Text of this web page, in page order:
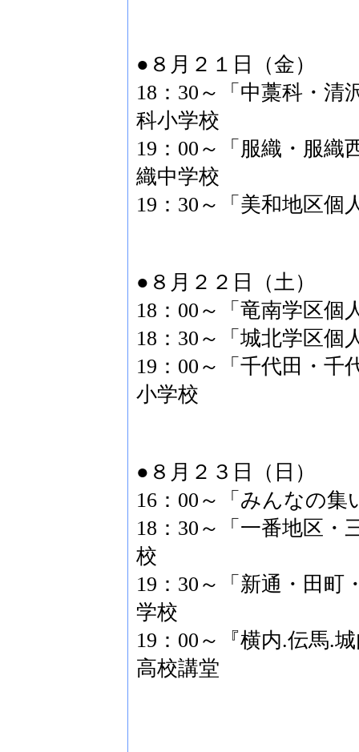
●８月２１日（金）
18：30～「中藁科・清
科小学校
19：00～「服織・服織
織中学校
19：30～「美和地区個
●８月２２日（土）
18：00～「竜南学区個
18：30～「城北学区個
19：00～「千代田・千
小学校
●８月２３日（日）
16：00～「みんなの
18：30～「一番地区・
校
19：30～「新通・田町
学校
19：00～『横内.伝馬.
高校講堂